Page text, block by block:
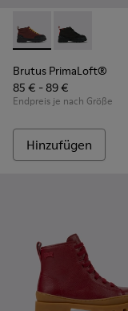
Brutus PrimaLoft®
Brutus
Brutus PrimaLoft®
85 € - 89 €
Endpreis je nach Größe
Hinzufügen